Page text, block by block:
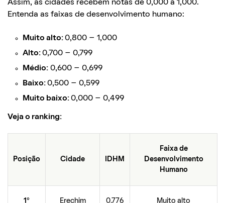
Assim, as cidades recebem notas de 0,000 a 1,000.
Entenda as faixas de desenvolvimento humano:
Muito alto: 0,800 – 1,000
Alto: 0,700 – 0,799
Médio: 0,600 – 0,699
Baixo: 0,500 – 0,599
Muito baixo: 0,000 – 0,499
Veja o ranking:
Posição Cidade IDHM
Faixa de
Desenvolvimento
Humano
1° Erechim 0.776 Muito alto